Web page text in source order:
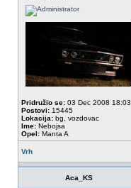
Pridružio se: 03 Dec 2008 18:03
Postovi: 15445
Lokacija: bg, vozdovac
Ime: Nebojsa
Opel: Manta A
Vrh
Aca_KS